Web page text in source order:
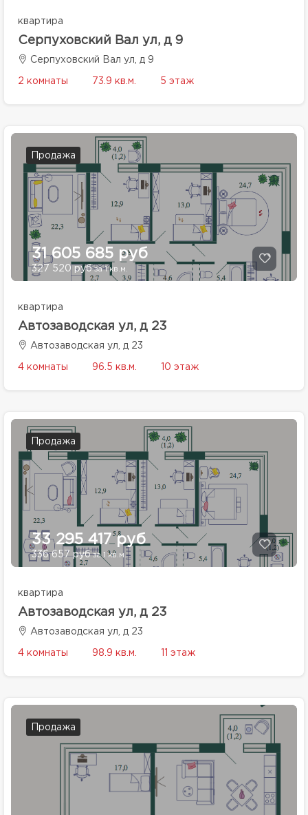
квартира
Серпуховский Вал ул, д 9
Серпуховский Вал ул, д 9
2 комнаты 73.9 кв.м. 5 этаж
Продажа
31 605 685 руб
327 520 рубза 1 кв.м.
квартира
Автозаводская ул, д 23
Автозаводская ул, д 23
4 комнаты 96.5 кв.м. 10 этаж
Продажа
33 295 417 руб
336 657 рубза 1 кв.м.
квартира
Автозаводская ул, д 23
Автозаводская ул, д 23
4 комнаты 98.9 кв.м. 11 этаж
Продажа